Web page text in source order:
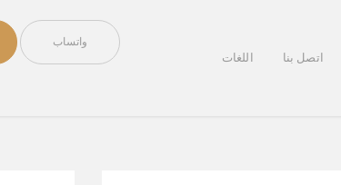
اتصل بنا اللغات
واتساب